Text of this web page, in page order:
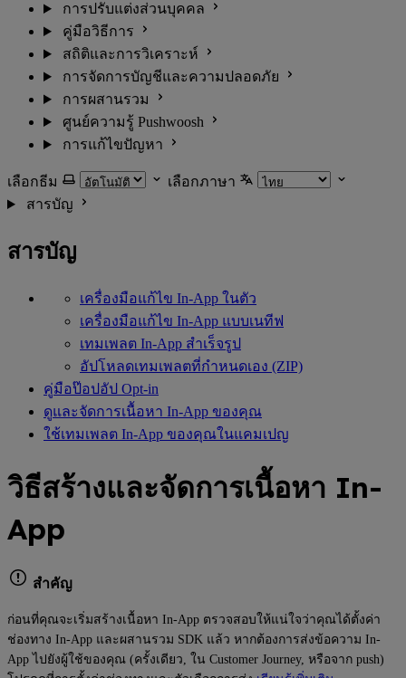
การปรับแต่งส่วนบุคคล
คู่มือวิธีการ
สถิติและการวิเคราะห์
การจัดการบัญชีและความปลอดภัย
การผสานรวม
ศูนย์ความรู้ Pushwoosh
การแก้ไขปัญหา
เลือกธีม
เลือกภาษา
สารบัญ
สารบัญ
เครื่องมือแก้ไข In-App ในตัว
เครื่องมือแก้ไข In-App แบบเนทีฟ
เทมเพลต In-App สำเร็จรูป
อัปโหลดเทมเพลตที่กำหนดเอง (ZIP)
คู่มือป๊อปอัป Opt-in
ดูและจัดการเนื้อหา In-App ของคุณ
ใช้เทมเพลต In-App ของคุณในแคมเปญ
วิธีสร้างและจัดการเนื้อหา In-
App
สำคัญ
ก่อนที่คุณจะเริ่มสร้างเนื้อหา In-App ตรวจสอบให้แน่ใจว่าคุณได้ตั้งค่า
ช่องทาง In-App และผสานรวม SDK แล้ว หากต้องการส่งข้อความ In-
App ไปยังผู้ใช้ของคุณ (ครั้งเดียว, ใน Customer Journey, หรือจาก push)